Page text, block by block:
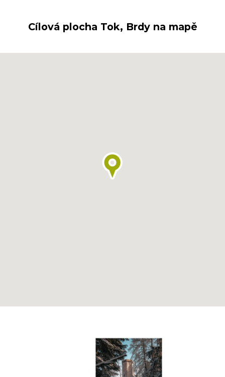
Cílová plocha Tok, Brdy na mapě